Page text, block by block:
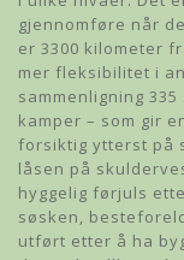
gjennomføre når
er 3300 kilometer
mer fleksibilitet i
sammenligning
kamper – som gir
forsiktig ytterst på
låsen på
hyggelig førjuls
søsken,
utført etter å ha